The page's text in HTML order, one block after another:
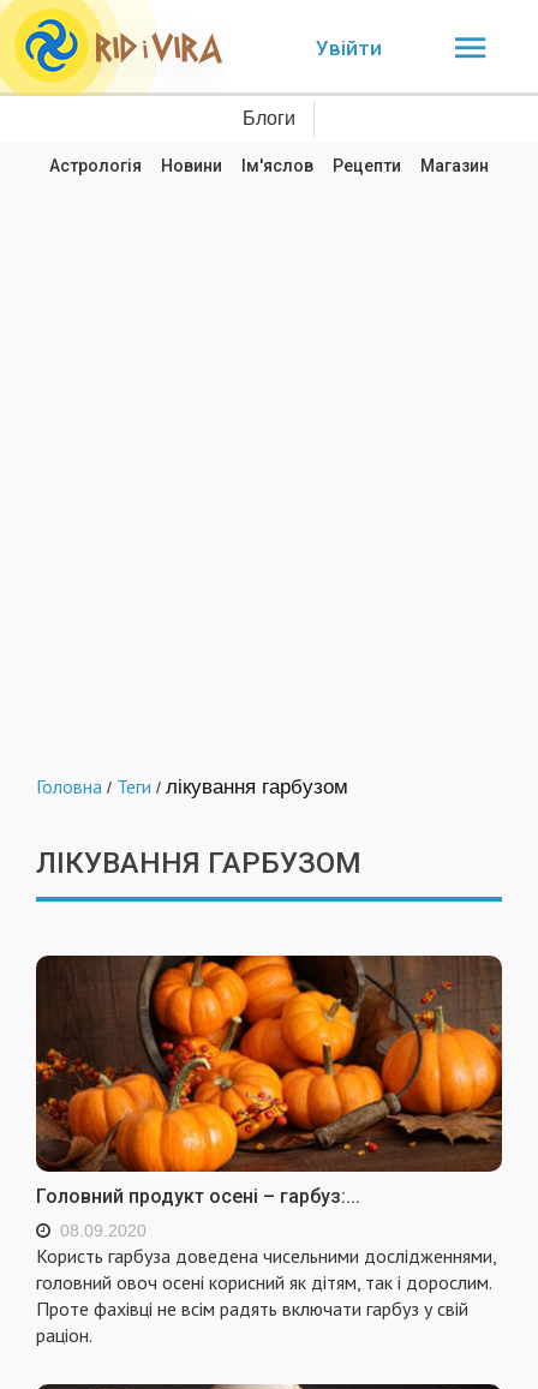
Увійти
Блоги
Астрологія Новини Ім'яслов Рецепти Магазин
Головна / Теги / лікування гарбузом
ЛІКУВАННЯ ГАРБУЗОМ
Головний продукт осені – гарбуз:...
08.09.2020
Користь гарбуза доведена чисельними дослідженнями,
головний овоч осені корисний як дітям, так і дорослим.
Проте фахівці не всім радять включати гарбуз у свій
раціон.